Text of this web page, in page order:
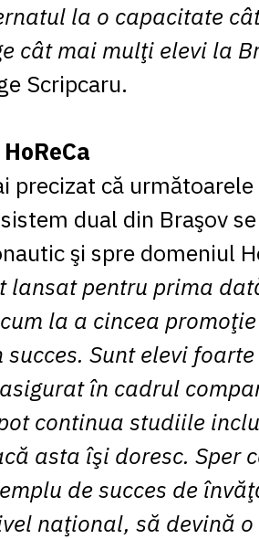
la o capacitate
cât mai mulţi elevi la
Scripcaru.
precizat că
dual din Braşov
şi spre domeniul
lansat pentru prima
la a cincea
Sunt elevi
în cadrul
continua studiile
asta îşi doresc. Sper
de succes de
naţional, să devină